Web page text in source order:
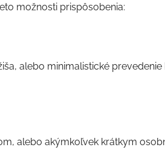
možnosti prispôsobenia:
alebo minimalistické
alebo akýmkoľvek krátkym